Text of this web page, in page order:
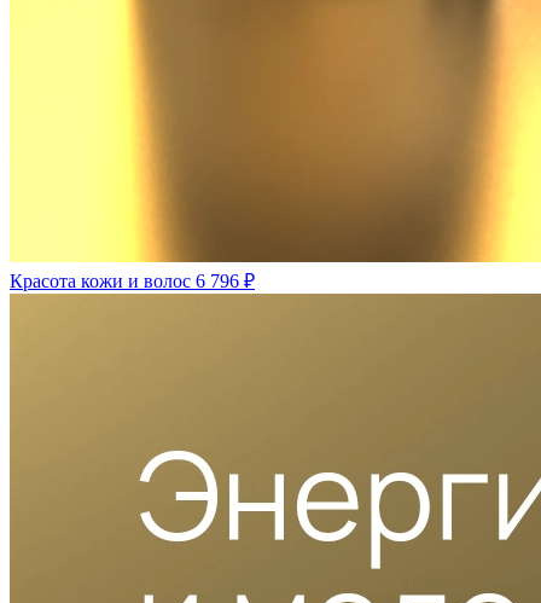
Красота кожи и волос 6 796 ₽